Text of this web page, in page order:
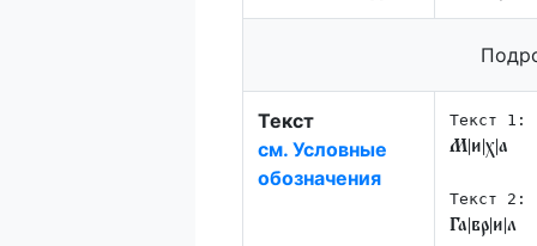
Текст
см. Условные
обозначения
Текст 1:
М|и|х|а
Текст 2:
Га|вр|и|л